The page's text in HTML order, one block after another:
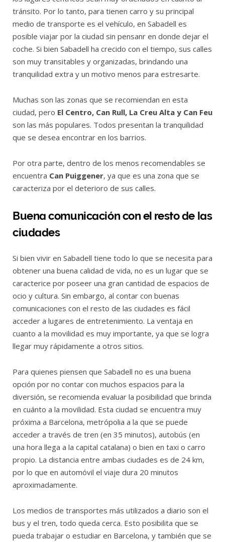
tránsito. Por lo tanto, para tienen carro y su principal
medio de transporte es el vehículo, en Sabadell es
posible viajar por la ciudad sin pensanr en donde dejar el
coche. Si bien Sabadell ha crecido con el tiempo, sus calles
son muy transitables y organizadas, brindando una
tranquilidad extra y un motivo menos para estresarte.
Muchas son las zonas que se recomiendan en esta
ciudad, pero El Centro, Can Rull, La Creu Alta y Can Feu
son las más populares. Todos presentan la tranquilidad
que se desea encontrar en los barrios.
Por otra parte, dentro de los menos recomendables se
encuentra Can Puiggener, ya que es una zona que se
caracteriza por el deterioro de sus calles.
Buena comunicación con el resto de las
ciudades
Si bien vivir en Sabadell tiene todo lo que se necesita para
obtener una buena calidad de vida, no es un lugar que se
caracterice por poseer una gran cantidad de espacios de
ocio y cultura. Sin embargo, al contar con buenas
comunicaciones con el resto de las ciudades es fácil
acceder a lugares de entretenimiento. La ventaja en
cuanto a la movilidad es muy importante, ya que se logra
llegar muy rápidamente a otros sitios.
Para quienes piensen que Sabadell no es una buena
opción por no contar con muchos espacios para la
diversión, se recomienda evaluar la posibilidad que brinda
en cuánto a la movilidad. Esta ciudad se encuentra muy
próxima a Barcelona, metrópolia a la que se puede
acceder a través de tren (en 35 minutos), autobús (en
una hora llega a la capital catalana) o bien en taxi o carro
propio. La distancia entre ambas ciudades es de 24 km,
por lo que en automóvil el viaje dura 20 minutos
aproximadamente.
Los medios de transportes más utilizados a diario son el
bus y el tren, todo queda cerca. Esto posibilita que se
pueda trabajar o estudiar en Barcelona, y también que se